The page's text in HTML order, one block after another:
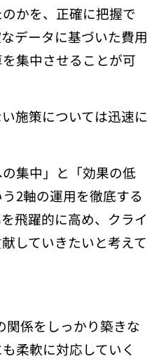
かを、正確に把握で
データに基づいた費用
集中させることが可
施策については迅速に
集中」と「効果の低
2軸の運用を徹底する
飛躍的に高め、クライ
していきたいと考えて
関係をしっかり築きな
柔軟に対応していく